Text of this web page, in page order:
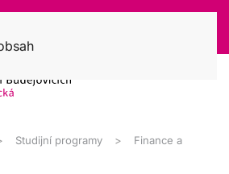
Studijní programy Finance a